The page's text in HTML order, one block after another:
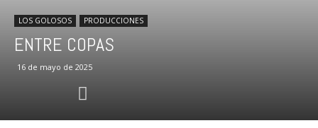
LOS GOLOSOS PRODUCCIONES
ENTRE COPAS
16 de mayo de 2025